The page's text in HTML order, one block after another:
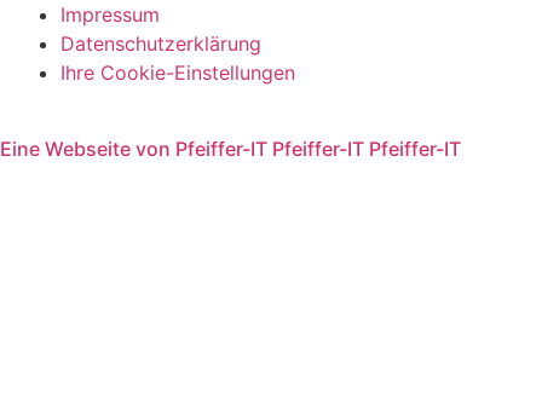
Impressum
Datenschutzerklärung
Ihre Cookie-Einstellungen
Eine Webseite von Pfeiffer-IT Pfeiffer-IT Pfeiffer-IT